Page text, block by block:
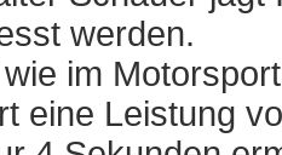
werden.
im
eine Leistung